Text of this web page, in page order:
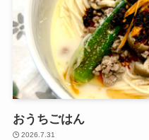
おうちごはん
2026.7.31